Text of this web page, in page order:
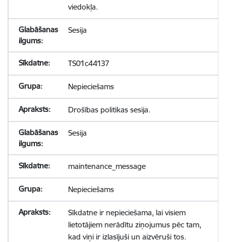
viedokļa.
Sesija
TS01c44137
Nepieciešams
Drošības politikas sesija.
Sesija
maintenance_message
Nepieciešams
Sīkdatne ir nepieciešama, lai visiem
lietotājiem nerādītu ziņojumus pēc tam,
kad viņi ir izlasījuši un aizvēruši tos.